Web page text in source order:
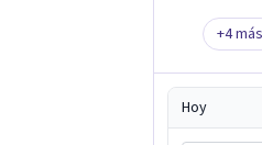
+4más
Hoy